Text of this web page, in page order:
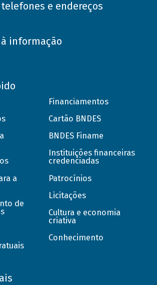
e endereços
à informação
a
de
Financiamentos
Cartão BNDES
BNDES Finame
Instituições financeiras
credenciadas
Patrocínios
Licitações
Cultura e economia
criativa
Conhecimento